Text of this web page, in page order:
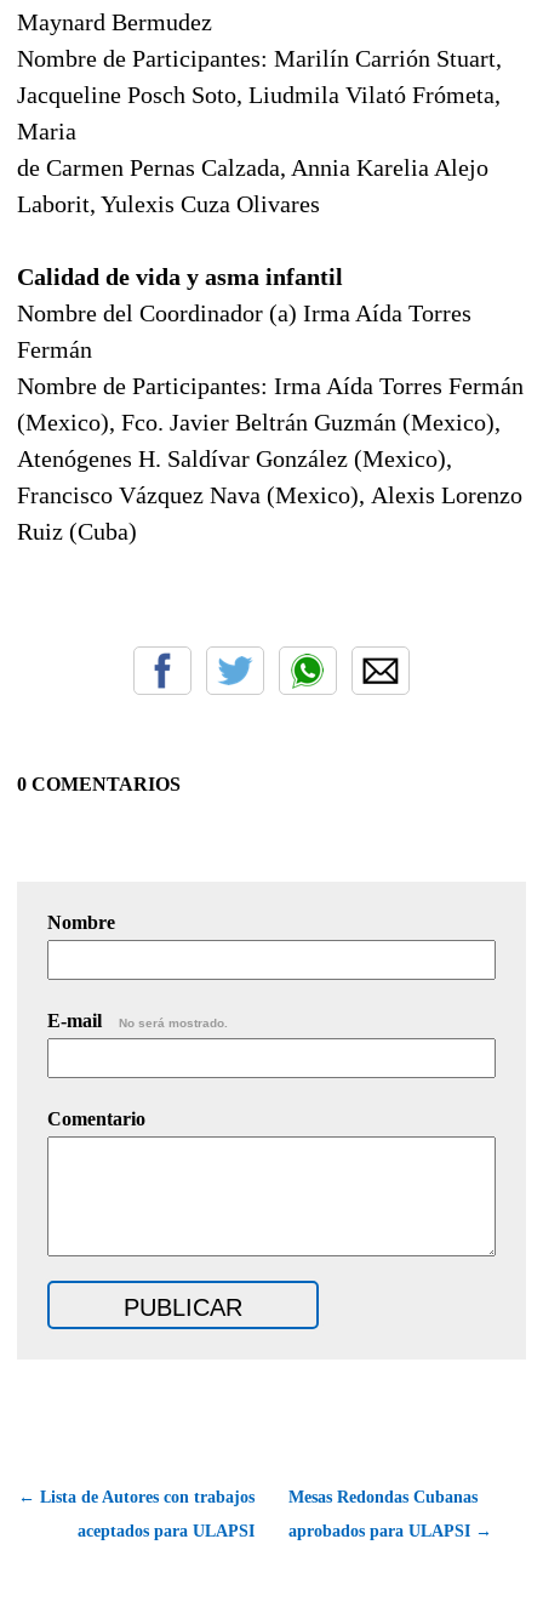
Maynard Bermudez
Nombre de Participantes: Marilín Carrión Stuart,
Jacqueline Posch Soto, Liudmila Vilató Frómeta,
Maria
de Carmen Pernas Calzada, Annia Karelia Alejo
Laborit, Yulexis Cuza Olivares
Calidad de vida y asma infantil
Nombre del Coordinador (a) Irma Aída Torres
Fermán
Nombre de Participantes: Irma Aída Torres Fermán
(Mexico), Fco. Javier Beltrán Guzmán (Mexico),
Atenógenes H. Saldívar González (Mexico),
Francisco Vázquez Nava (Mexico), Alexis Lorenzo
Ruiz (Cuba)
0 COMENTARIOS
Nombre
E-mail No será mostrado.
Comentario
← Lista de Autores con trabajos
aceptados para ULAPSI
Mesas Redondas Cubanas
aprobados para ULAPSI →